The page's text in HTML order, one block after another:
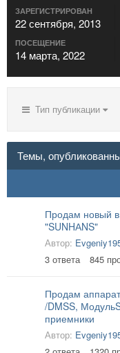
ЗАРЕГИСТРИРОВАН
22 сентября, 2013
ПОСЕЩЕНИЕ
14 марта, 2022
Тип публикации
Темы,
Продам новый в
"SUNHАNS"
Автор:
3 ответа 845
Продам
/DMSS,
приемники
Автор: